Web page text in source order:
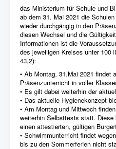
das Ministerium für Schule und
ab dem 31. Mai 2021 die
wieder durchgängig in den
diesen Wechsel und die
Informationen ist die
des jeweiligen Kreises unter 100
43,2):
• Ab Montag, 31.Mai 2021 findet
Präsenzunterricht in voller
• Es gilt dabei weiterhin der
• Das aktuelle Hygienekonzept
• Am Montag und Mittwoch
weiterhin Selbsttests statt. Diese
einen attestierten, gültigen
• Schwimmunterricht findet
bis zu den Sommerferien nicht